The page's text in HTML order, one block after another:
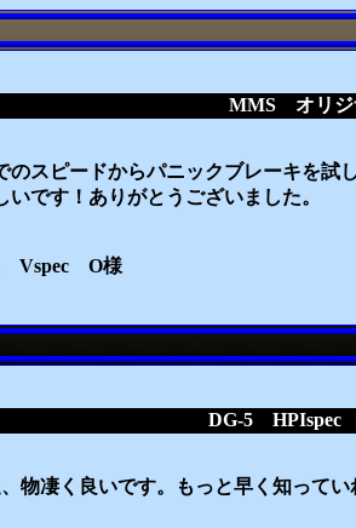
MMS オリジ
のスピードからパニックブレーキを試
いです！ありがとうございました。
Vspec O様
DG-5 HPIspec
物凄く良いです。もっと早く知って